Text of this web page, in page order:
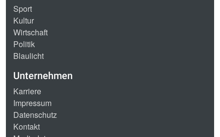
Sport
Kultur
Wirtschaft
Politik
Blaulicht
Unternehmen
Karriere
Impressum
Datenschutz
Kontakt